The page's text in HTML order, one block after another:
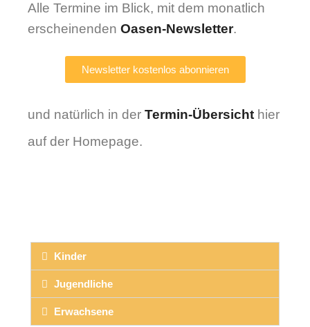
Alle Termine im Blick, mit dem monatlich
erscheinenden Oasen-Newsletter.
Newsletter kostenlos abonnieren
und natürlich in der Termin-Übersicht hier
auf der Homepage.
Kinder
Jugendliche
Erwachsene